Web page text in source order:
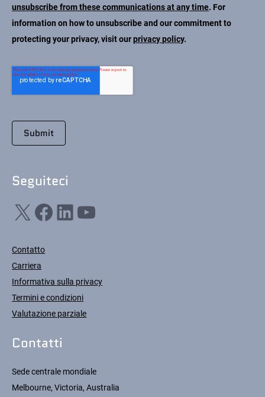
unsubscribe from these communications at any time. For
information on how to unsubscribe and our commitment to
protecting your privacy, visit ourprivacy policy.
Seguiteci
X Facebook LinkedIn YouTube
Contatto
Carriera
Informativa sulla privacy
Termini e condizioni
Valutazione parziale
Contatti
Sede centrale mondiale
Melbourne, Victoria, Australia